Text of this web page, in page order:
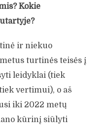
Kokie
ir niekuo
turtinės teisės į
leidyklai (tiek
vertimui), o aš
iki 2022 metų
kūrinį siūlyti